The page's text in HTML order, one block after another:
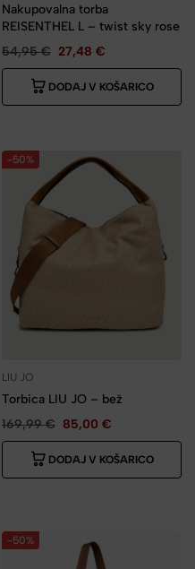
Nakupovalna torba
REISENTHEL L – twist sky rose
54,95€ 27,48 €
DODAJ V KOŠARICO
-50%
LIU JO
Torbica LIU JO – bež
169,99€ 85,00 €
DODAJ V KOŠARICO
-50%